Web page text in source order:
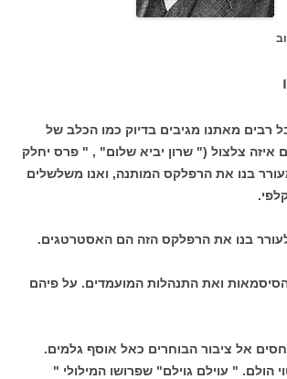
רבים מאתנו מגיבים בדיוק כמו הכלב של
איזה צלצול (" שרון יביא שלום" , " פרס יחלק
בנו את הרפלקס המותנה, ואנו משלשלים
בנו את הרפלקס הזה הם האסטרטגים.
ואת התנהלות המועמדים. על פיהם
אל ציבור הבוחרים כאל אוסף גלמים.
הולם. " עוילם גוילם" שפרושו המילולי "